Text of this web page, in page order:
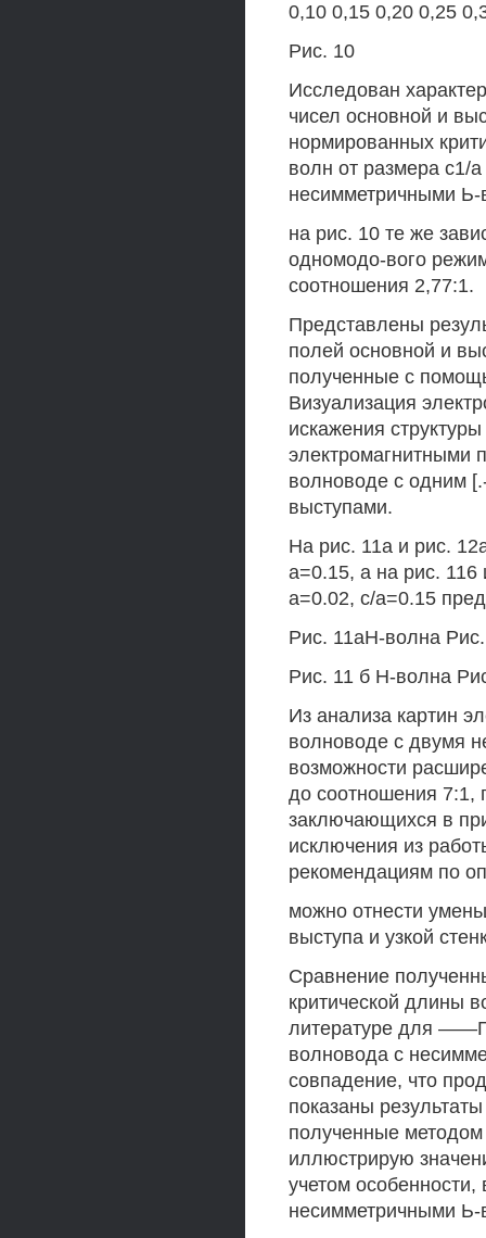
0,10 0,15 0,20 0,25
Рис. 10
Исследован
чисел основной и
нормированных
волн от размера с1/
несимметричными Ь-
на рис. 10 те же
одномодо-вого
соотношения 2,77:1.
Представлены
полей основной и
полученные с
Визуализация
искажения
электромагнитными
волноводе с одним
выступами.
На рис. 11а и рис.
а=0.15, а на рис.
а=0.02, с/а=0.15
Рис. 11аН-волна
Рис. 11 б Н-волна
Из анализа картин
волноводе с двумя
возможности
до соотношения 7:1,
заключающихся в
исключения из
рекомендациям по
можно отнести
выступа и узкой
Сравнение
критической длины
литературе для
волновода с
совпадение, что
показаны
полученные
иллюстрирую
учетом
несимметричными Ь-